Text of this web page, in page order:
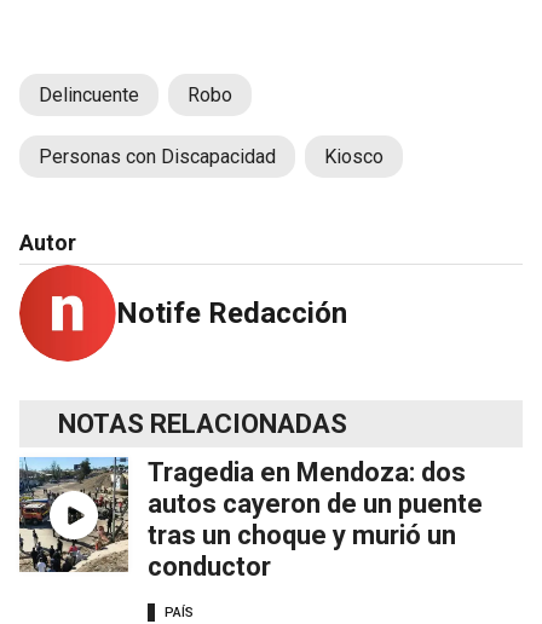
Delincuente Robo
Personas con Discapacidad Kiosco
Autor
Notife Redacción
NOTAS RELACIONADAS
Tragedia en Mendoza: dos
autos cayeron de un puente
tras un choque y murió un
conductor
PAÍS